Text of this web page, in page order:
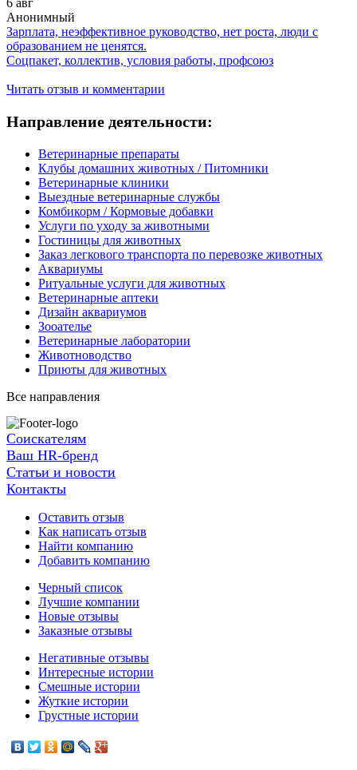
6 авг
Анонимный
Зарплата, неэффективное руководство, нет роста, люди с
образованием не ценятся.
Соцпакет, коллектив, условия работы, профсоюз
Читать отзыв и комментарии
Направление деятельности:
Ветеринарные препараты
Клубы домашних животных / Питомники
Ветеринарные клиники
Выездные ветеринарные службы
Комбикорм / Кормовые добавки
Услуги по уходу за животными
Гостиницы для животных
Заказ легкового транспорта по перевозке животных
Аквариумы
Ритуальные услуги для животных
Ветеринарные аптеки
Дизайн аквариумов
Зооателье
Ветеринарные лаборатории
Животноводство
Приюты для животных
Все направления
Соискателям
Ваш HR-бренд
Статьи и новости
Контакты
Оставить отзыв
Как написать отзыв
Найти компанию
Добавить компанию
Черный список
Лучшие компании
Новые отзывы
Заказные отзывы
Негативные отзывы
Интересные истории
Смешные истории
Жуткие истории
Грустные истории